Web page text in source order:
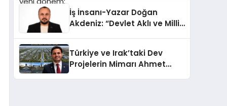
İş İnsanı-Yazar Doğan
Akdeniz: “Devlet Aklı ve Milli
Türkiye ve Irak’taki Dev
Projelerin Mimarı Ahmet